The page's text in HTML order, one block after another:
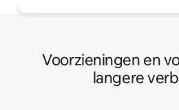
Voorzieningen en
langere